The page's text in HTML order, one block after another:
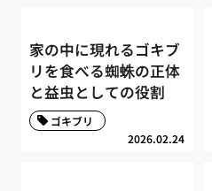
家の中に現れるゴキブ
リを食べる蜘蛛の正体
と益虫としての役割
2026.02.24
ゴキブリ